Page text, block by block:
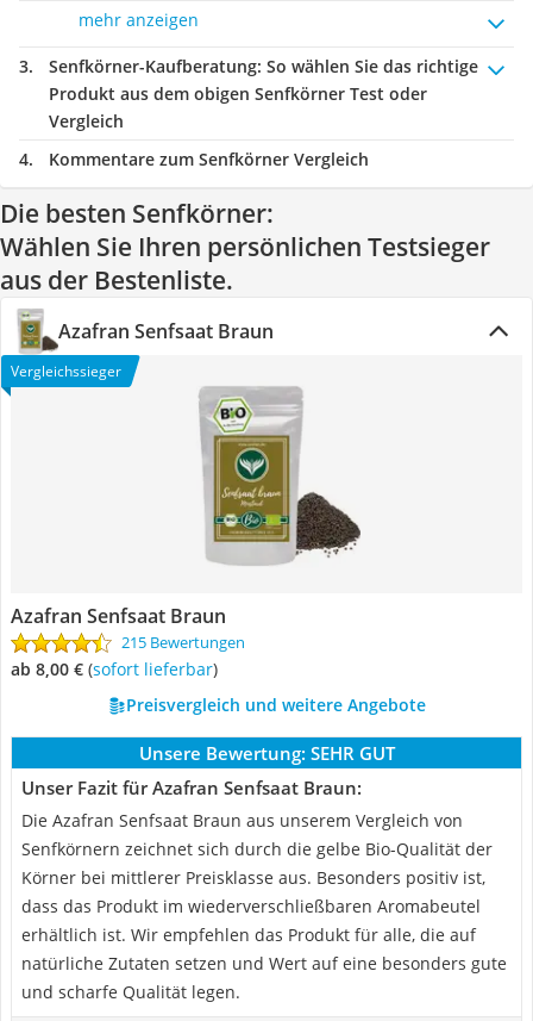
mehr anzeigen
Senfkörner-Kaufberatung: So wählen Sie das richtige
Produkt aus dem obigen Senfkörner Test oder
Vergleich
Kommentare zum Senfkörner Vergleich
Die besten Senfkörner:
Wählen Sie Ihren persönlichen Testsieger
aus der Bestenliste.
Azafran Senfsaat Braun
Vergleichssieger
Azafran Senfsaat Braun
215 Bewertungen
ab 8,00 € ( Sofort lieferbar)
Preisvergleich und weitere Angebote
Unsere Bewertung: SEHR GUT
Unser Fazit für Azafran Senfsaat Braun:
Die Azafran Senfsaat Braun aus unserem Vergleich von
Senfkörnern zeichnet sich durch die gelbe Bio-Qualität der
Körner bei mittlerer Preisklasse aus. Besonders positiv ist,
dass das Produkt im wiederverschließbaren Aromabeutel
erhältlich ist. Wir empfehlen das Produkt für alle, die auf
natürliche Zutaten setzen und Wert auf eine besonders gute
und scharfe Qualität legen.